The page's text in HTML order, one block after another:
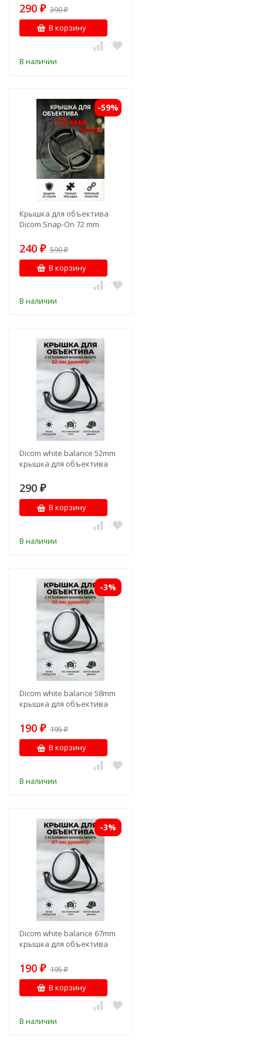
290 ₽ 390₽
В корзину
В наличии
-59%
Крышка для объектива
Dicom Snap-On 72 mm
240 ₽ 590₽
В корзину
В наличии
Dicom white balance 52mm
крышка для объектива
290 ₽
В корзину
В наличии
-3%
Dicom white balance 58mm
крышка для объектива
190 ₽ 195₽
В корзину
В наличии
-3%
Dicom white balance 67mm
крышка для объектива
190 ₽ 195₽
В корзину
В наличии